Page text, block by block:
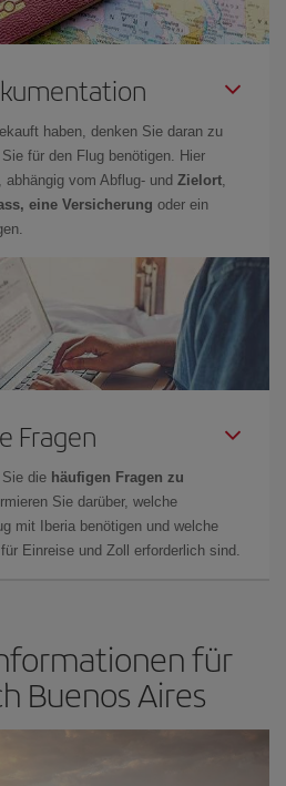
haben, denken Sie daran zu
für den Flug benötigen. Hier
vom Abflug- und Zielort,
eine Versicherung oder ein
Fragen
die häufigen Fragen zu
Sie darüber, welche
mit Iberia benötigen und welche
Einreise und Zoll erforderlich sind.
für
Buenos Aires